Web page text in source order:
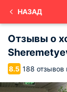
НАЗАД
Отзывы о
8.5 188 отзывов